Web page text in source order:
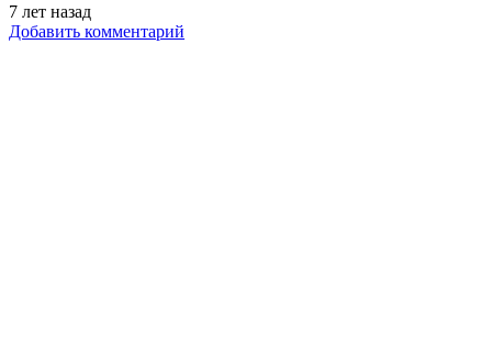
7 лет назад
Добавить комментарий